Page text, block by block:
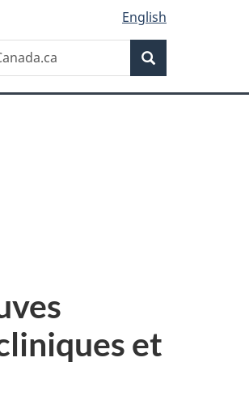
English
et